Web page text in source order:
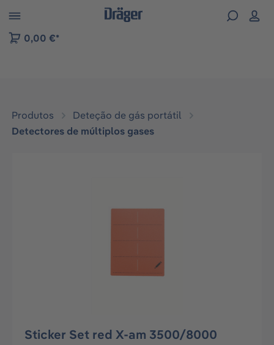
to B2B platform navigation
0,00 €*
Produtos
Deteção de gás portátil
Detectores de múltiplos gases
Sticker Set red X-am 3500/8000